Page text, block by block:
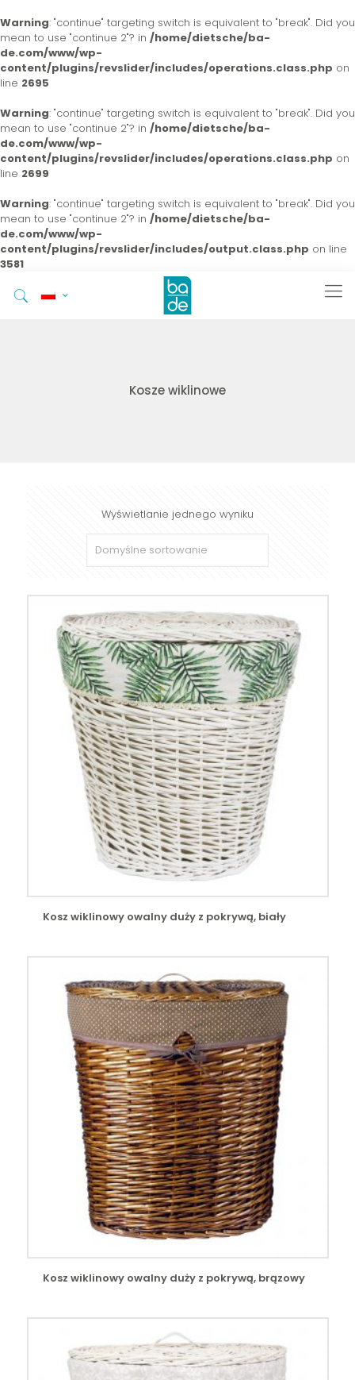
Warning: "continue" targeting switch is equivalent to "break". Did you
mean to use "continue 2"? in /home/dietsche/ba-
de.com/www/wp-
content/plugins/revslider/includes/operations.class.php on
line 2695
Warning: "continue" targeting switch is equivalent to "break". Did you
mean to use "continue 2"? in /home/dietsche/ba-
de.com/www/wp-
content/plugins/revslider/includes/operations.class.php on
line 2699
Warning: "continue" targeting switch is equivalent to "break". Did you
mean to use "continue 2"? in /home/dietsche/ba-
de.com/www/wp-
content/plugins/revslider/includes/output.class.php on line
3581
Kosze wiklinowe
Wyświetlanie jednego wyniku
Kosz wiklinowy owalny duży z pokrywą, biały
Kosz wiklinowy owalny duży z pokrywą, brązowy